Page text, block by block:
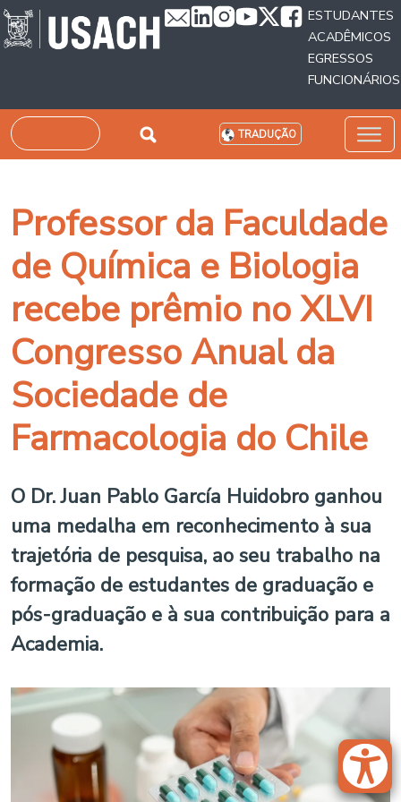
Passar para o conteúdo principal
ESTUDANTES
ACADÊMICOS
EGRESSOS
FUNCIONÁRIOS
Pesquisar TRADUÇÃO
Professor da Faculdade
de Química e Biologia
recebe prêmio no XLVI
Congresso Anual da
Sociedade de
Farmacologia do Chile
O Dr. Juan Pablo García Huidobro ganhou
uma medalha em reconhecimento à sua
trajetória de pesquisa, ao seu trabalho na
formação de estudantes de graduação e
pós-graduação e à sua contribuição para a
Academia.